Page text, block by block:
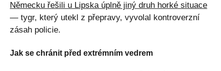
Německu řešili u Lipska úplně jiný druh horké situace
— tygr, který utekl z přepravy, vyvolal kontroverzní
zásah policie.
Jak se chránit před extrémním vedrem